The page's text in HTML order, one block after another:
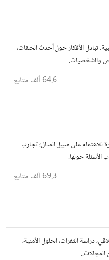
تبادل الأفكار حول أحدث الحلقات،
والشخصيات.
64.6 ألف متابع
للاهتمام على سبيل المثال؛ تجارب
الأسئلة حولها.
69.3 ألف متابع
دراسة الثغرات، الحلول الأمنية،
المجالات..